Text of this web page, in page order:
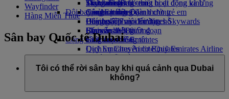
Thức uống
Đội bay của chúng tôi
Boeing 777
Emirates A380
Emirates A350
Dịch vụ Chuyên cơ Emirates
Sơ đồ chỗ ngồi
Đồ chơi cho trẻ em
Các hoạt động dành cho trẻ em
Tính bền vững trong hoạt động kinh
doanh
Chính sách môi trường
Báo cáo môi trường
Cộng đồng của chúng tôi
Quỹ Emirates AirlineQuỹ Emirates Airline
Opens an external link in a new tab
Hoạt động tài trợ
Skywards Rail
Công cụ tính Dặm thưởng
Đăng nhập vào Emirates Skywards
Skywards+
Trang dành cho thiết bị di động và Ứng
dụng Emirates
Hủy hoặc thay đổi đặt chỗ
Chuyến đi bị gián đoạn
Giới thiệu về Emirates
Wayfinder
Hàng Miễn Thuế
Sân bay Quốc tế Dubai
Tôi có thể rời sân bay khi quá cảnh qua Dubai
không?